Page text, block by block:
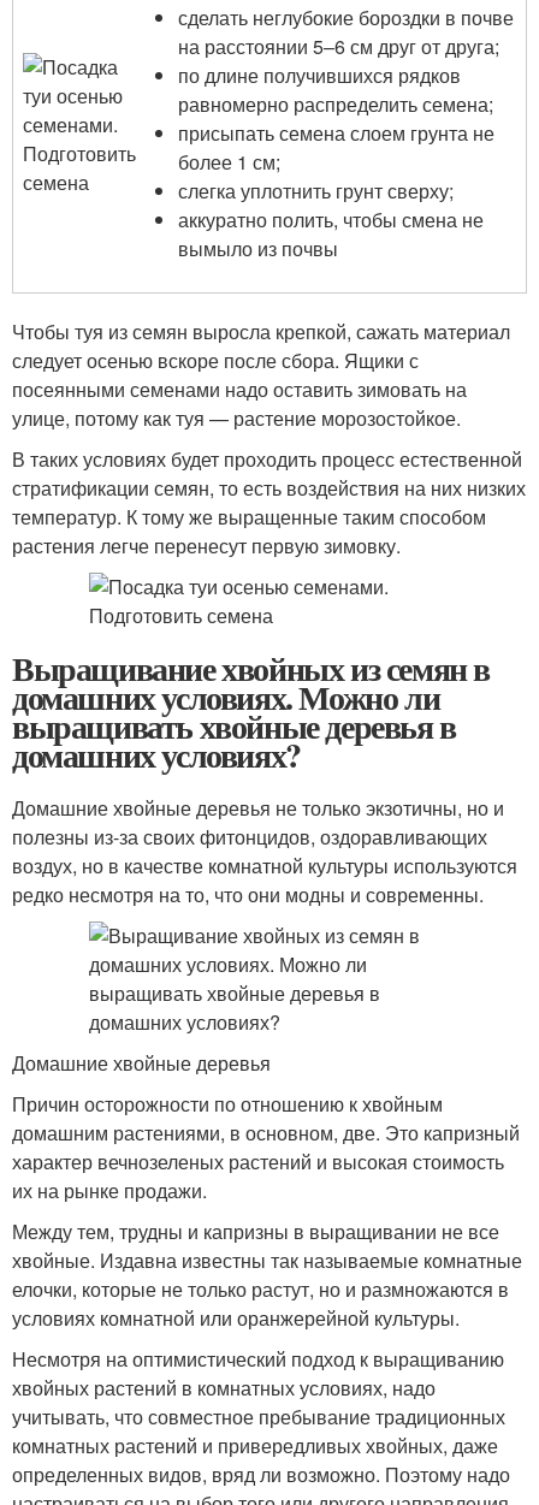
сделать неглубокие бороздки в почве
на расстоянии 5–6 см друг от друга;
по длине получившихся рядков
равномерно распределить семена;
присыпать семена слоем грунта не
более 1 см;
слегка уплотнить грунт сверху;
аккуратно полить, чтобы смена не
вымыло из почвы
Чтобы туя из семян выросла крепкой, сажать материал
следует осенью вскоре после сбора. Ящики с
посеянными семенами надо оставить зимовать на
улице, потому как туя — растение морозостойкое.
В таких условиях будет проходить процесс естественной
стратификации семян, то есть воздействия на них низких
температур. К тому же выращенные таким способом
растения легче перенесут первую зимовку.
Выращивание хвойных из семян в
домашних условиях. Можно ли
выращивать хвойные деревья в
домашних условиях?
Домашние хвойные деревья не только экзотичны, но и
полезны из-за своих фитонцидов, оздоравливающих
воздух, но в качестве комнатной культуры используются
редко несмотря на то, что они модны и современны.
Домашние хвойные деревья
Причин осторожности по отношению к хвойным
домашним растениями, в основном, две. Это капризный
характер вечнозеленых растений и высокая стоимость
их на рынке продажи.
Между тем, трудны и капризны в выращивании не все
хвойные. Издавна известны так называемые комнатные
елочки, которые не только растут, но и размножаются в
условиях комнатной или оранжерейной культуры.
Несмотря на оптимистический подход к выращиванию
хвойных растений в комнатных условиях, надо
учитывать, что совместное пребывание традиционных
комнатных растений и привередливых хвойных, даже
определенных видов, вряд ли возможно. Поэтому надо